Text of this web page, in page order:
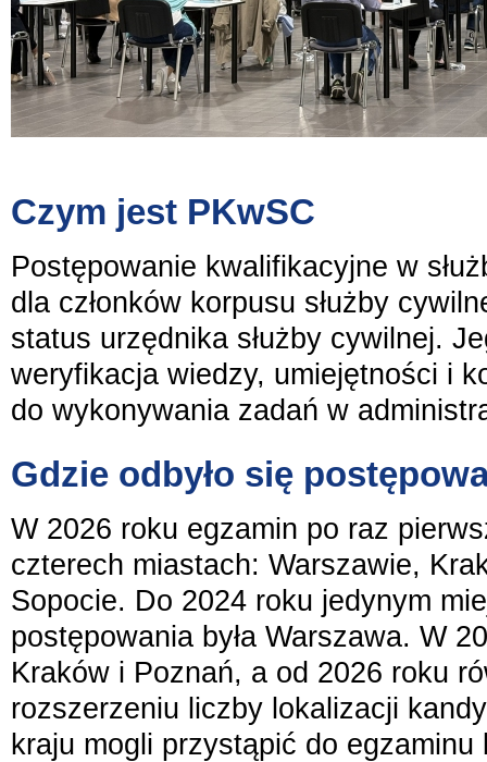
Czym jest PKwSC
Postępowanie kwalifikacyjne w
dla członków korpusu służby
status urzędnika służby cywilnej.
weryfikacja wiedzy, umiejętności i
do wykonywania zadań w
Gdzie odbyło się
W 2026 roku egzamin po raz
czterech miastach: Warszawie,
Sopocie. Do 2024 roku jedynym
postępowania była Warszawa. W
Kraków i Poznań, a od 2026 roku
rozszerzeniu liczby lokalizacji
kraju mogli przystąpić do egzaminu